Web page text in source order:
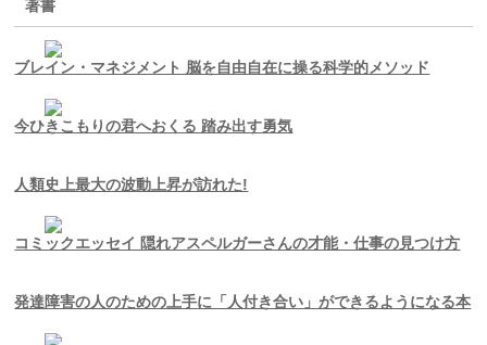
著書
ブレイン・マネジメント 脳を自由自在に操る科学的メソッド
今ひきこもりの君へおくる 踏み出す勇気
人類史上最大の波動上昇が訪れた!
コミックエッセイ 隠れアスペルガーさんの才能・仕事の見つけ方
発達障害の人のための上手に「人付き合い」ができるようになる本